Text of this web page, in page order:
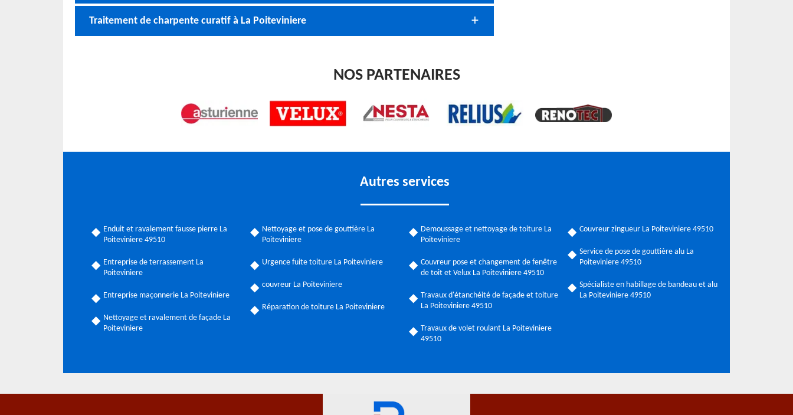
Traitement de charpente curatif à La Poiteviniere
NOS PARTENAIRES
Autres services
Enduit et ravalement fausse pierre La
Poiteviniere 49510
Entreprise de terrassement La
Poiteviniere
Entreprise maçonnerie La Poiteviniere
Nettoyage et ravalement de façade La
Poiteviniere
Nettoyage et pose de gouttière La
Poiteviniere
Urgence fuite toiture La Poiteviniere
couvreur La Poiteviniere
Réparation de toiture La Poiteviniere
Demoussage et nettoyage de toiture La
Poiteviniere
Couvreur pose et changement de fenêtre
de toit et Velux La Poiteviniere 49510
Travaux d'étanchéité de façade et toiture
La Poiteviniere 49510
Travaux de volet roulant La Poiteviniere
49510
Couvreur zingueur La Poiteviniere 49510
Service de pose de gouttière alu La
Poiteviniere 49510
Spécialiste en habillage de bandeau et alu
La Poiteviniere 49510